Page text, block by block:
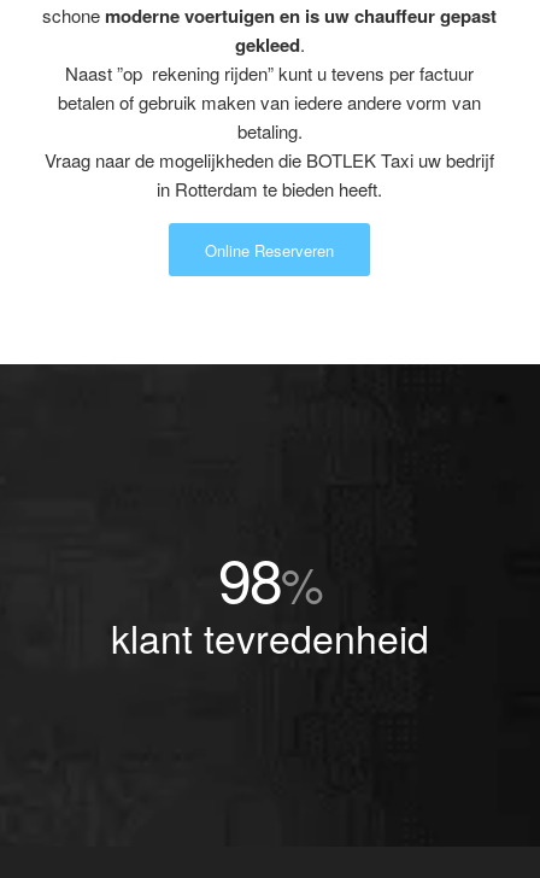
schone moderne voertuigen en is uw chauffeur gepast
gekleed.
Naast ”op rekening rijden” kunt u tevens per factuur
betalen of gebruik maken van iedere andere vorm van
betaling.
Vraag naar de mogelijkheden die BOTLEK Taxi uw bedrijf
in Rotterdam te bieden heeft.
Online Reserveren
98%
klant tevredenheid